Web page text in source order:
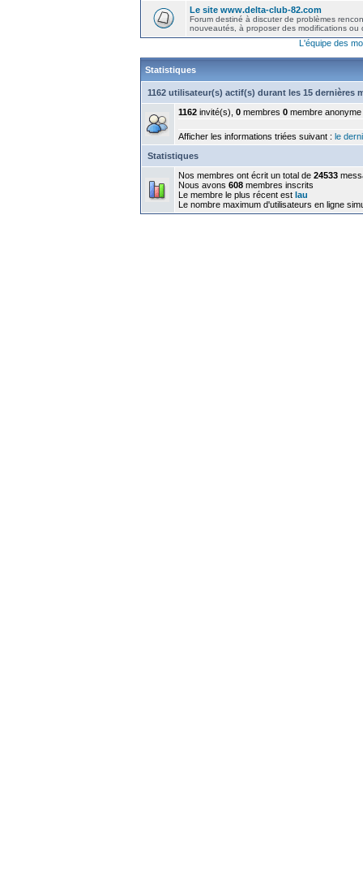
Le site www.delta-club-82.com
Forum destiné à discuter de problèmes
nouveautés, à proposer des modifications ou
L'équipe des
Statistiques
1162 utilisateur(s) actif(s) durant les 15 dernières
1162 invité(s), 0 membres 0 membre anonyme
Afficher les informations triées suivant : le
Statistiques
Nos membres ont écrit un total de 24533
Nous avons 608 membres inscrits
Le membre le plus récent est lau
Le nombre maximum d'utilisateurs en ligne